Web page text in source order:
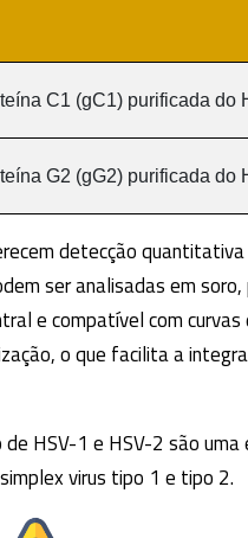
C1 (gC1) purificada do
G2 (gG2) purificada do
detecção
ser analisadas em
e compatível com
o que facilita a
HSV-1 e HSV-2 são
virus tipo 1 e tipo 2.